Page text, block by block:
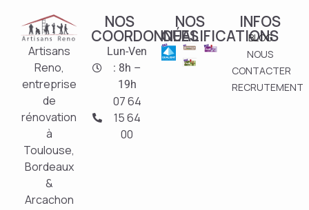
Artisans
Reno,
entreprise
de
rénovation
à
Toulouse,
Bordeaux
&
Arcachon
NOS
COORDONNÉES
Lun-Ven
: 8h –
19h
07 64
15 64
00
NOS
QUALIFICATIONS
INFOS
BLOG
NOUS
CONTACTER
RECRUTEMENT